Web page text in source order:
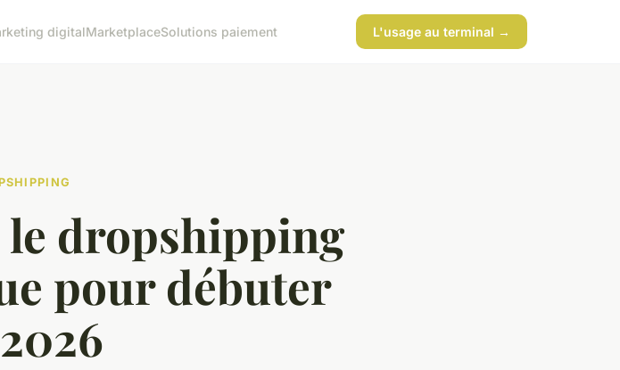
digitalMarketplaceSolutions paiement L'usage au terminal →
le dropshipping
pour débuter